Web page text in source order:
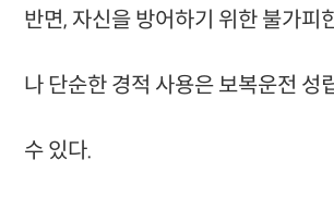
반면, 자신을 방어하기 위한 불가피
나 단순한 경적 사용은 보복운전 성
수 있다.